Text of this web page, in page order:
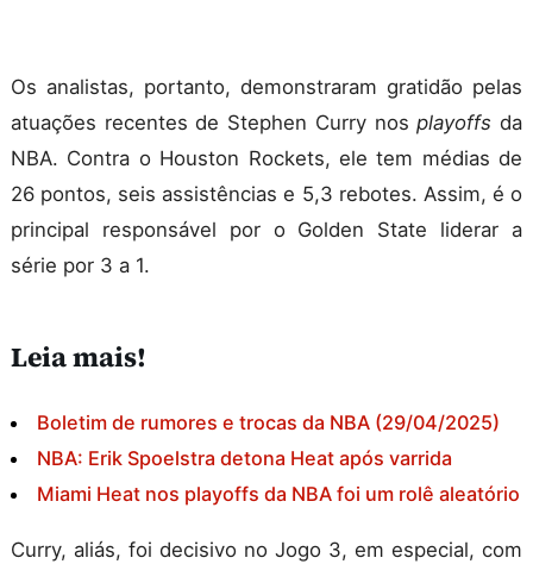
Os analistas, portanto, demonstraram gratidão pelas
atuações recentes de Stephen Curry nosplayoffs da
NBA. Contra o Houston Rockets, ele tem médias de
26 pontos, seis assistências e 5,3 rebotes. Assim, é o
principal responsável por o Golden State liderar a
série por 3 a 1.
Leia mais!
Boletim de rumores e trocas da NBA (29/04/2025)
NBA: Erik Spoelstra detona Heat após varrida
Miami Heat nos playoffs da NBA foi um rolê aleatório
Curry, aliás, foi decisivo no Jogo 3, em especial, com